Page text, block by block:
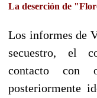
La deserción de
Los informes de
secuestro, el
contacto con
posteriormente